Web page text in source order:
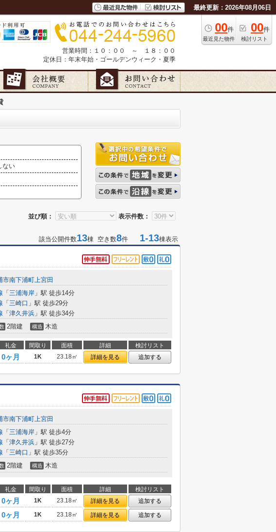
最終更新：2026年08月06日
00件
最近見た物件
00件
検討リスト
営業時間：１０：００ ～ １８：００
定休日：年末年始・ゴールデンウィーク・夏季
ない
並び順： 表示件数：
該当公開件数13棟 空き数8件 1-13棟表示
市南下浦町上宮田
「 三浦海岸 」駅 徒歩14分
「 三崎口 」駅 徒歩29分
「 津久井浜 」駅 徒歩34分
2階建 構造 木造
礼金 間取り 面積 詳細
検討リスト
0ヶ月 1K 23.18㎡ 詳細を見る 追加する
市南下浦町上宮田
「 三浦海岸 」駅 徒歩4分
「 津久井浜 」駅 徒歩27分
「 三崎口 」駅 徒歩35分
2階建 構造 木造
礼金 間取り 面積 詳細
検討リスト
0ヶ月 1K 23.18㎡ 詳細を見る
追加する
0ヶ月 1K 23.18㎡ 詳細を見る 追加する